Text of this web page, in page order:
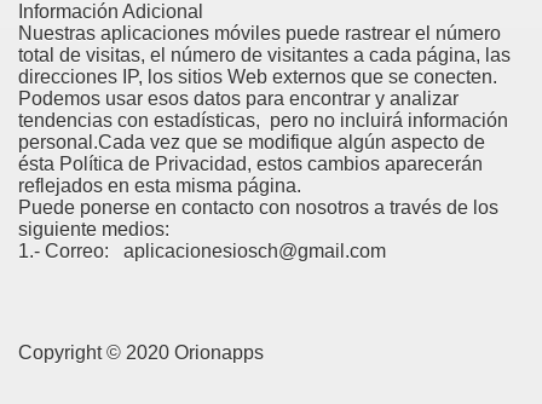
Información Adicional
Nuestras aplicaciones móviles puede rastrear el número
total de visitas, el número de visitantes a cada página, las
direcciones IP, los sitios Web externos que se conecten.
Podemos usar esos datos para encontrar y analizar
tendencias con estadísticas, pero no incluirá información
personal.Cada vez que se modifique algún aspecto de
ésta Política de Privacidad, estos cambios aparecerán
reflejados en esta misma página.
Puede ponerse en contacto con nosotros a través de los
siguiente medios:
1.- Correo: aplicacionesiosch@gmail.com
Copyright © 2020 Orionapps